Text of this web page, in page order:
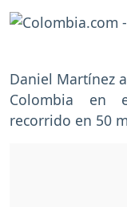
Daniel Martínez
Colombia en
recorrido en 50